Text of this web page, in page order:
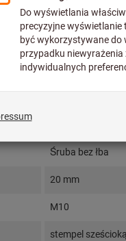
Porównaj produkty
Śruba bez łba
20 mm
M10
stempel